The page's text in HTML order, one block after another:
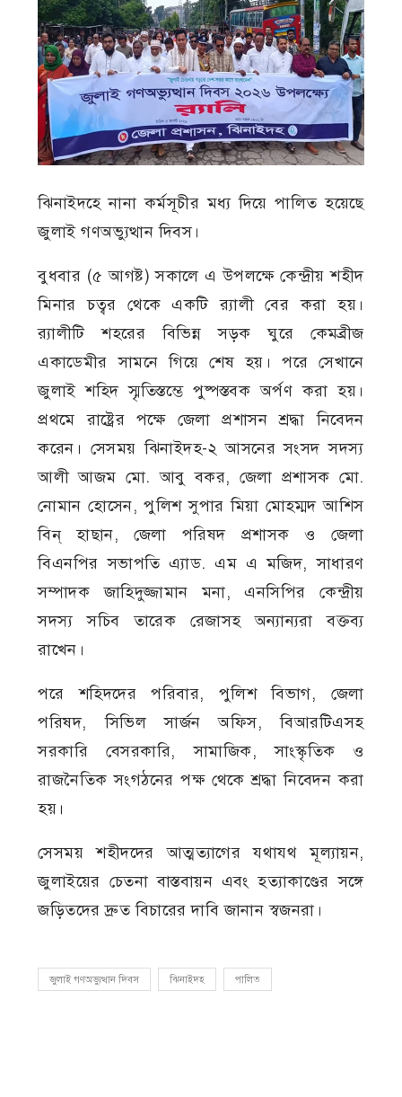
ঝিনাইদহে নানা কর্মসূচীর মধ্য দিয়ে পালিত হয়েছে
জুলাই গণঅভ্যুত্থান দিবস।
বুধবার (৫ আগষ্ট) সকালে এ উপলক্ষে কেন্দ্রীয় শহীদ
মিনার চত্বর থেকে একটি র‌্যালী বের করা হয়।
র‌্যালীটি শহরের বিভিন্ন সড়ক ঘুরে কেমব্রীজ
একাডেমীর সামনে গিয়ে শেষ হয়। পরে সেখানে
জুলাই শহিদ স্মৃতিস্তম্ভে পুষ্পস্তবক অর্পণ করা হয়।
প্রথমে রাষ্ট্রের পক্ষে জেলা প্রশাসন শ্রদ্ধা নিবেদন
করেন। সেসময় ঝিনাইদহ-২ আসনের সংসদ সদস্য
আলী আজম মো. আবু বকর, জেলা প্রশাসক মো.
নোমান হোসেন, পুলিশ সুপার মিয়া মোহম্মদ আশিস
বিন্ হাছান, জেলা পরিষদ প্রশাসক ও জেলা
বিএনপির সভাপতি এ্যাড. এম এ মজিদ, সাধারণ
সম্পাদক জাহিদুজ্জামান মনা, এনসিপির কেন্দ্রীয়
সদস্য সচিব তারেক রেজাসহ অন্যান্যরা বক্তব্য
রাখেন।
পরে শহিদদের পরিবার, পুলিশ বিভাগ, জেলা
পরিষদ, সিভিল সার্জন অফিস, বিআরটিএসহ
সরকারি বেসরকারি, সামাজিক, সাংস্কৃতিক ও
রাজনৈতিক সংগঠনের পক্ষ থেকে শ্রদ্ধা নিবেদন করা
হয়।
সেসময় শহীদদের আত্মত্যাগের যথাযথ মূল্যায়ন,
জুলাইয়ের চেতনা বাস্তবায়ন এবং হত্যাকাণ্ডের সঙ্গে
জড়িতদের দ্রুত বিচারের দাবি জানান স্বজনরা।
জুলাই গণঅভ্যুত্থান দিবস ঝিনাইদহ পালিত